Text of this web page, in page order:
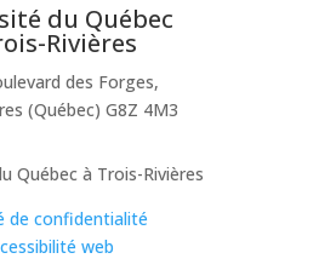
du Québec
Rivières
des Forges,
(Québec) G8Z 4M3
Québec à Trois-Rivières
de confidentialité
web